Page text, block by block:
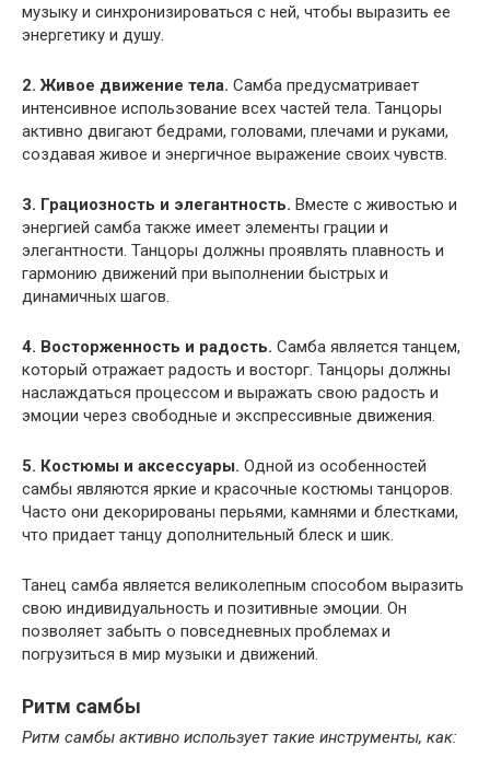
музыку и синхронизироваться с ней, чтобы выразить ее
энергетику и душу.
2. Живое движение тела. Самба предусматривает
интенсивное использование всех частей тела. Танцоры
активно двигают бедрами, головами, плечами и руками,
создавая живое и энергичное выражение своих чувств.
3. Грациозность и элегантность. Вместе с живостью и
энергией самба также имеет элементы грации и
элегантности. Танцоры должны проявлять плавность и
гармонию движений при выполнении быстрых и
динамичных шагов.
4. Восторженность и радость. Самба является танцем,
который отражает радость и восторг. Танцоры должны
наслаждаться процессом и выражать свою радость и
эмоции через свободные и экспрессивные движения.
5. Костюмы и аксессуары. Одной из особенностей
самбы являются яркие и красочные костюмы танцоров.
Часто они декорированы перьями, камнями и блестками,
что придает танцу дополнительный блеск и шик.
Танец самба является великолепным способом выразить
свою индивидуальность и позитивные эмоции. Он
позволяет забыть о повседневных проблемах и
погрузиться в мир музыки и движений.
Ритм самбы
Ритм самбы активно использует такие инструменты, как: